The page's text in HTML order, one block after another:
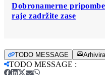
Dobronamerne
raje zadržite zase
TODO MESSAGE
TODO MESSAGE :